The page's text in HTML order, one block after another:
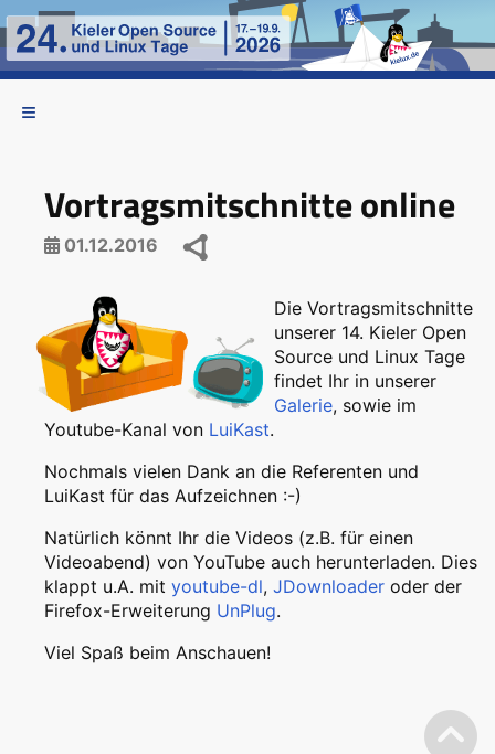
Vortragsmitschnitte online
01.12.2016
Die Vortragsmitschnitte
unserer 14. Kieler Open
Source und Linux Tage
findet Ihr in unserer
Galerie, sowie im
Youtube-Kanal von LuiKast.
Nochmals vielen Dank an die Referenten und
LuiKast für das Aufzeichnen :-)
Natürlich könnt Ihr die Videos (z.B. für einen
Videoabend) von YouTube auch herunterladen. Dies
klappt u.A. mit youtube-dl, JDownloader oder der
Firefox-Erweiterung UnPlug.
Viel Spaß beim Anschauen!